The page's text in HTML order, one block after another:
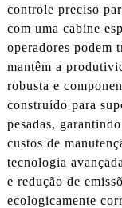
controle preciso
com uma cabine
operadores podem
mantêm a
robusta e
construído para
pesadas,
custos de
tecnologia
e redução de
ecologicamente